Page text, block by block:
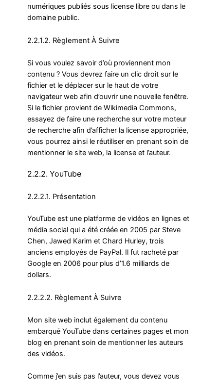
numériques publiés sous license libre ou dans le
domaine public.
2.2.1.2. Règlement À Suivre
Si vous voulez savoir d’où proviennent mon
contenu ? Vous devrez faire un clic droit sur le
fichier et le déplacer sur le haut de votre
navigateur web afin d’ouvrir une nouvelle fenêtre.
Si le fichier provient de Wikimedia Commons,
essayez de faire une recherche sur votre moteur
de recherche afin d’afficher la license appropriée,
vous pourrez ainsi le réutiliser en prenant soin de
mentionner le site web, la license et l’auteur.
2.2.2. YouTube
2.2.2.1. Présentation
YouTube est une platforme de vidéos en lignes et
média social qui a été créée en 2005 par Steve
Chen, Jawed Karim et Chard Hurley, trois
anciens employés de PayPal. Il fut racheté par
Google en 2006 pour plus d’1.6 milliards de
dollars.
2.2.2.2. Règlement À Suivre
Mon site web inclut également du contenu
embarqué YouTube dans certaines pages et mon
blog en prenant soin de mentionner les auteurs
des vidéos.
Comme j’en suis pas l’auteur, vous devez vous